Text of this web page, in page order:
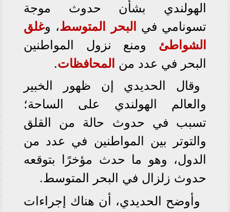
الهولندي بشأن حدوث موجة
تسونامي في
البحر المتوسط، وغلق
الشواطئ ومنع نزول المواطنين
البحر في عدد من المحافظات.
وقال الحديدي إن ظهور الخبير
والعالم الهولندي على الساحة؛
تسبب في حدوث حالة من القلق
والتوتر بين المواطنين في عدد من
الدول، وهو ما حدث مؤخرًا بتوقعه
حدوث زلزال في البحر المتوسط.
وأوضح الحديدي، أن هناك إجراءات